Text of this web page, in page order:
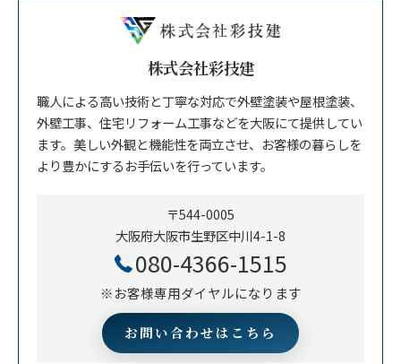
株式会社彩技建
職人による高い技術と丁寧な対応で外壁塗装や屋根塗装、
外壁工事、住宅リフォーム工事などを大阪にて提供してい
ます。美しい外観と機能性を両立させ、お客様の暮らしを
より豊かにするお手伝いを行っています。
〒544-0005
大阪府大阪市生野区中川4-1-8
080-4366-1515
※お客様専用ダイヤルになります
お問い合わせはこちら